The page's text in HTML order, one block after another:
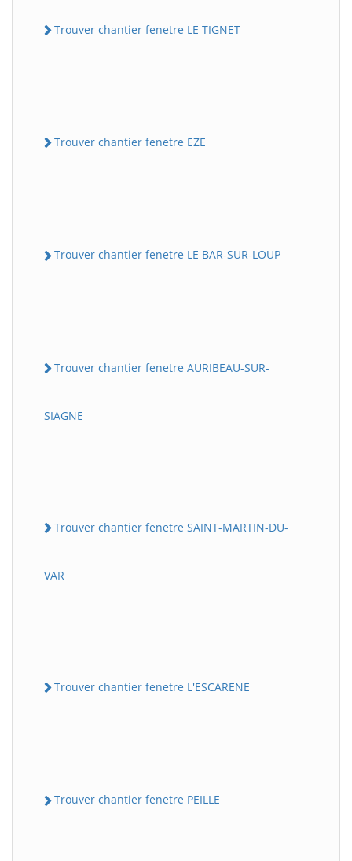
Trouver chantier fenetre LE TIGNET
Trouver chantier fenetre EZE
Trouver chantier fenetre LE BAR-SUR-LOUP
Trouver chantier fenetre AURIBEAU-SUR-
SIAGNE
Trouver chantier fenetre SAINT-MARTIN-DU-
VAR
Trouver chantier fenetre L'ESCARENE
Trouver chantier fenetre PEILLE